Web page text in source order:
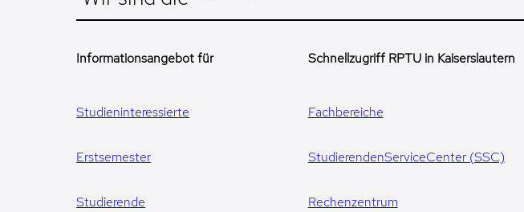
Informationsangebot für
Studieninteressierte
Erstsemester
Studierende
Schnellzugriff RPTU in Kaiserslautern
Fachbereiche
StudierendenServiceCenter (SSC)
Rechenzentrum